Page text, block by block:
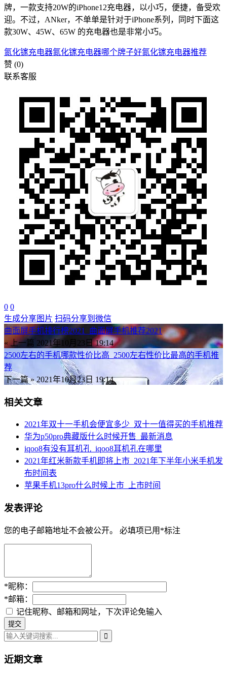
牌，一款支持20W的iPhone12充电器，以小巧，便捷，备受欢
迎。不过，ANker，不单单是针对于iPhone系列，同时下面这
款30W、45W、65W 的充电器也是非常小巧。
氮化镓充电器氮化镓充电器哪个牌子好氮化镓充电器推荐
赞 (0)
联系客服
0 0
生成分享图片 扫码分享到微信
曲面屏手机排行榜2021_曲面屏手机推荐2021
« 上一篇 2021年10月23日 19:14
2500左右的手机哪款性价比高_2500左右性价比最高的手机推
荐
下一篇 » 2021年10月23日 19:14
相关文章
2021年双十一手机会便宜多少_双十一值得买的手机推荐
华为p50pro典藏版什么时候开售_最新消息
iqoo8有没有耳机孔_iqoo8耳机孔在哪里
2021年红米新款手机即将上市_2021年下半年小米手机发
布时间表
苹果手机13pro什么时候上市_上市时间
发表评论
您的电子邮箱地址不会被公开。 必填项已用 *标注
*昵称：
*邮箱：
记住昵称、邮箱和网址，下次评论免输入
近期文章